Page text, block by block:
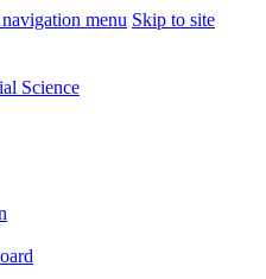
menu Skip to site
Science